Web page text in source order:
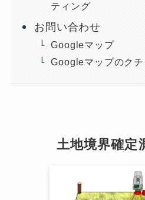
ティング
お問い合わせ
Googleマップ
Googleマップのクチ
土地境界確定